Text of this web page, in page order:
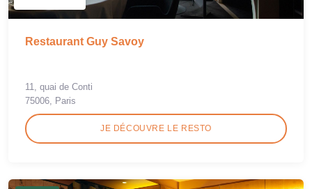
Restaurant Guy Savoy
11, quai de Conti
75006, Paris
JE DÉCOUVRE LE RESTO